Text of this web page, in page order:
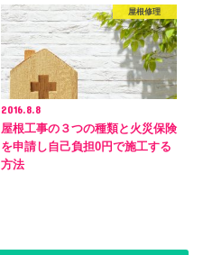
屋根修理
2016.8.8
屋根工事の３つの種類と火災保険
を申請し自己負担0円で施工する
方法